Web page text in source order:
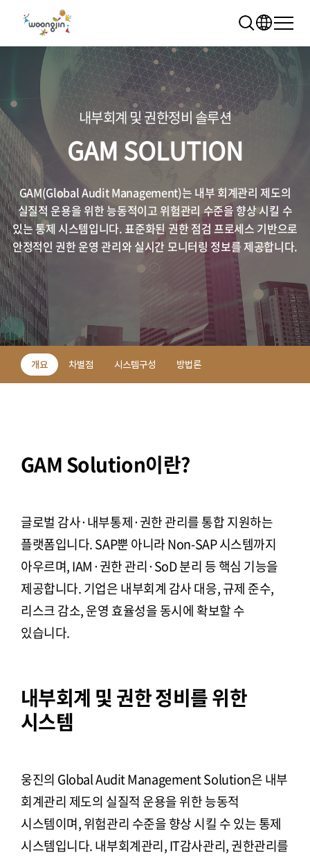
추천 검색어
WRMS
렌탈 모빌리티 클라우드
내부회계 및 권한정비 솔루션
GAM SOLUTION
GAM(Global Audit Management)는 내부 회계관리 제도의
실질적 운용을 위한 능동적이고 위험관리 수준을 향상 시킬 수
있는 통제 시스템입니다. 표준화된 권한 점검 프로세스 기반으로
안정적인 권한 운영 관리와 실시간 모니터링 정보를 제공합니다.
개요 차별점 시스템구성 방법론
GAM Solution이란?
글로벌 감사·내부통제·권한 관리를 통합 지원하는
플랫폼입니다. SAP뿐 아니라 Non-SAP 시스템까지
아우르며, IAM·권한 관리·SoD 분리 등 핵심 기능을
제공합니다. 기업은 내부회계 감사 대응, 규제 준수,
리스크 감소, 운영 효율성을 동시에 확보할 수
있습니다.
내부회계 및 권한 정비를 위한
시스템
웅진의 Global Audit Management Solution은 내부
회계관리 제도의 실질적 운용을 위한 능동적
시스템이며, 위험관리 수준을 향상 시킬 수 있는 통제
시스템입니다. 내부회계관리, IT감사관리, 권한관리를